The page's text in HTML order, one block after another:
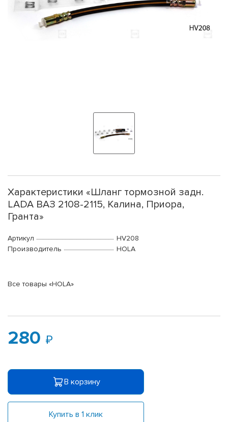
Характеристики «Шланг тормозной задн.
LADA ВАЗ 2108-2115, Калина, Приора,
Гранта»
Артикул
HV208
Производитель
HOLA
Все товары «HOLA»
280
В корзину
Купить в 1 клик